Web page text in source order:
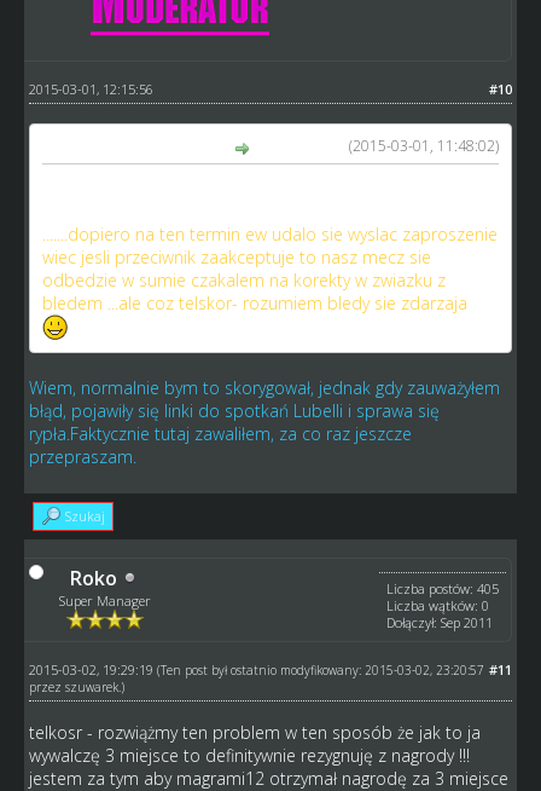
#10
2015-03-01, 12:15:56
(2015-03-01, 11:48:02)
.......dopiero na ten termin ew udalo sie wyslac zaproszenie
wiec jesli przeciwnik zaakceptuje to nasz mecz sie
odbedzie w sumie czakalem na korekty w zwiazku z
bledem ...ale coz telskor- rozumiem bledy sie zdarzaja
Wiem, normalnie bym to skorygował, jednak gdy zauważyłem
błąd, pojawiły się linki do spotkań Lubelli i sprawa się
rypła.Faktycznie tutaj zawaliłem, za co raz jeszcze
przepraszam.
Szukaj
Roko
Super Manager
Liczba postów: 405
Liczba wątków: 0
Dołączył: Sep 2011
#11
2015-03-02, 19:29:19 (Ten post był ostatnio modyfikowany: 2015-03-02, 23:20:57
przez szuwarek.)
telkosr - rozwiążmy ten problem w ten sposób że jak to ja
wywalczę 3 miejsce to definitywnie rezygnuję z nagrody !!!
jestem za tym aby magrami12 otrzymał nagrodę za 3 miejsce